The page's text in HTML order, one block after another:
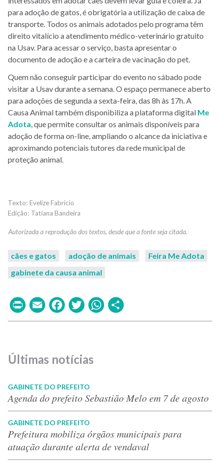
para adoção de gatos, é obrigatória a utilização de caixa de
transporte. Todos os animais adotados pelo programa têm
direito vitalício a atendimento médico-veterinário gratuito
na Usav. Para acessar o serviço, basta apresentar o
documento de adoção e a carteira de vacinação do pet.
Quem não conseguir participar do evento no sábado pode
visitar a Usav durante a semana. O espaço permanece aberto
para adoções de segunda a sexta-feira, das 8h às 17h. A
Causa Animal também disponibiliza a plataforma digital Me
Adota , que permite consultar os animais disponíveis para
adoção de forma on-line, ampliando o alcance da iniciativa e
aproximando potenciais tutores da rede municipal de
proteção animal.
Evelize Fabricio
Tatiana Bandeira
cães e gatos adoção de animais
Feira Me Adota
gabinete da causa animal
PrintEmailFacebook
TwitterWhatsApp
Últimas notícias
GABINETE DO PREFEITO
Agenda do prefeito Sebastião Melo em 7 de agosto
GABINETE DO PREFEITO
Prefeitura mobiliza órgãos municipais para
atuação durante alerta de vendaval